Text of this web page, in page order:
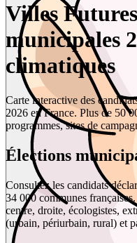
Villes
municipales
climatiques
Carte interactive des
2026 en France. Plus de 50
programmes, sites de
Élections
Consultez les candidats
34 000 communes
centre, droite, écologistes,
(urbain, périurbain, rural) et